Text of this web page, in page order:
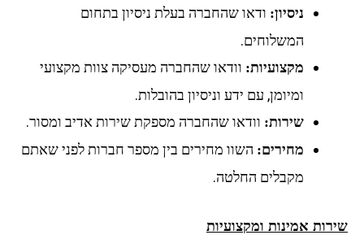
ניסיון:ודאו שהחברה בעלת ניסיון בתחום
המשלוחים.
מקצועיות:וודאו שהחברה מעסיקה צוות מקצועי
ומיומן, עם ידע וניסיון בהובלות.
שירות:וודאו שהחברה מספקת שירות אדיב ומסור.
מחירים:השוו מחירים בין מספר חברות לפני שאתם
מקבלים החלטה.
אמינות ומקצועיות